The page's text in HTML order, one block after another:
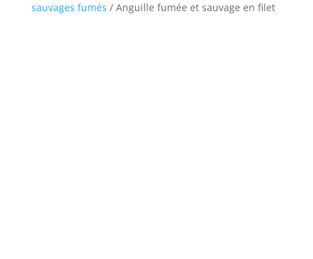
sauvages fumés / Anguille fumée et sauvage en filet